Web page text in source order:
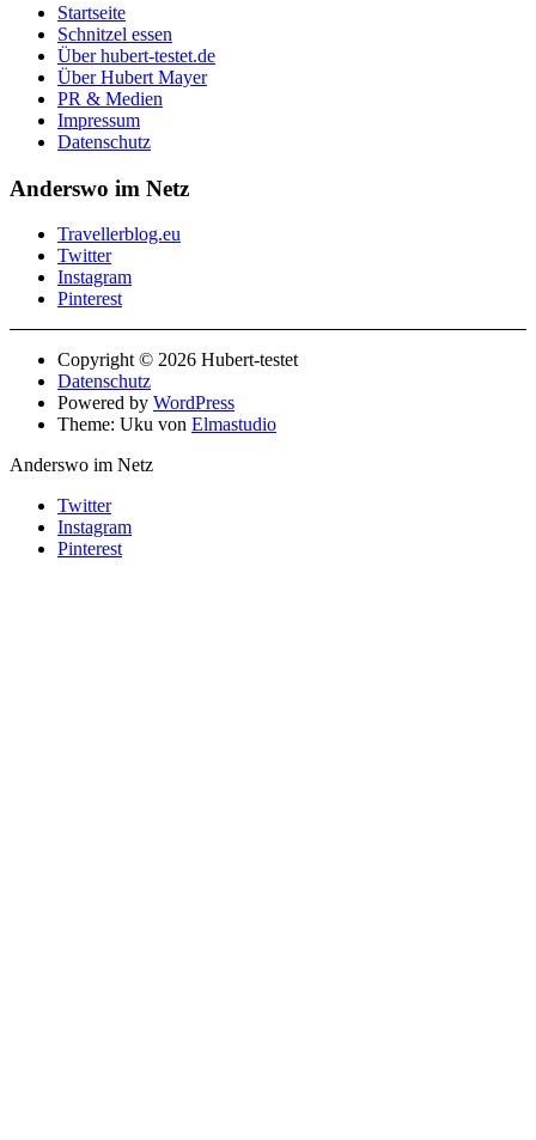
Startseite
Schnitzel essen
Über hubert-testet.de
Über Hubert Mayer
PR & Medien
Impressum
Datenschutz
Anderswo im Netz
Travellerblog.eu
Twitter
Instagram
Pinterest
Copyright © 2026 Hubert-testet
Datenschutz
Powered by WordPress
Theme: Uku von Elmastudio
Anderswo im Netz
Twitter
Instagram
Pinterest